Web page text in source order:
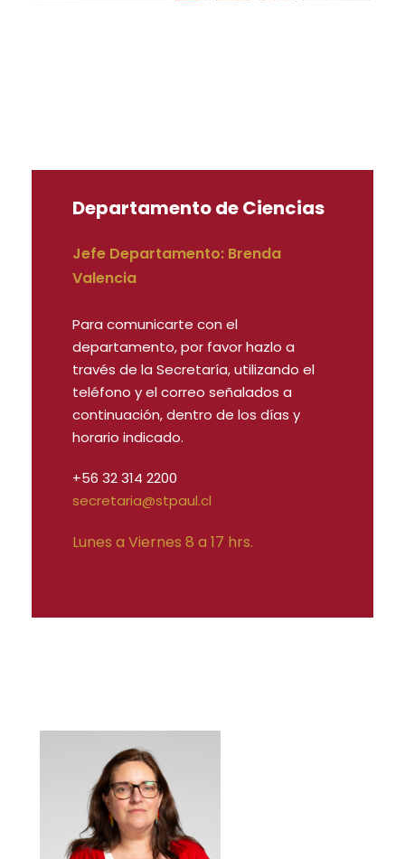
Departamento de Ciencias
Jefe Departamento: Brenda
Valencia
Para comunicarte con el
departamento, por favor hazlo a
través de la Secretaría, utilizando el
teléfono y el correo señalados a
continuación, dentro de los días y
horario indicado.
+56 32 314 2200
secretaria@stpaul.cl
Lunes a Viernes 8 a 17 hrs.